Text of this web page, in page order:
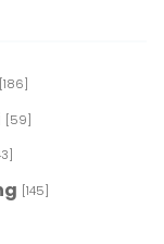
[186]
[59]
[145]